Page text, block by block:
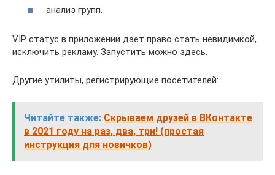
анализ групп.
VIP статус в приложении дает право стать невидимкой,
исключить рекламу. Запустить можно здесь.
Другие утилиты, регистрирующие посетителей:
Читайте также: Скрываем друзей в ВКонтакте
в 2021 году на раз, два, три! (простая
инструкция для новичков)